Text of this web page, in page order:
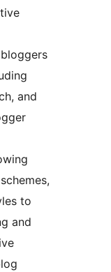
and
to
and